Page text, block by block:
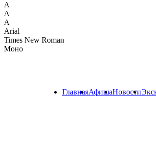
А
А
А
Arial
Times New Roman
Моно
ГлавнаяАфишаНовости